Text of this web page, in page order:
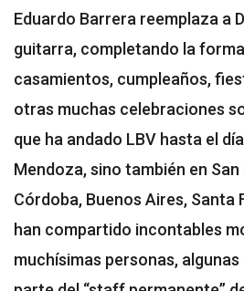
Eduardo Barrera reemplaza a
guitarra, completando la
casamientos, cumpleaños,
otras muchas celebraciones
que ha andado LBV hasta el
Mendoza, sino también en San
Córdoba, Buenos Aires, Santa
han compartido incontables
muchísimas personas,